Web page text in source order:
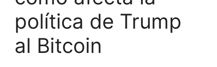
política de Trump
al Bitcoin